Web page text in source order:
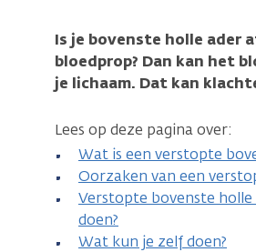
Is je bovenste holle ader
bloedprop? Dan kan het
je lichaam. Dat kan
Lees op deze pagina over:
Wat is een verstopte
Oorzaken van een
Verstopte bovenste
doen?
Wat kun je zelf doen?